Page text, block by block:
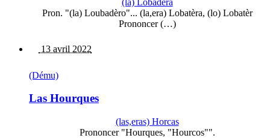
Pron. "(la) Loubadèro"... (la,era) Lobatèra, (lo) Lobatèr
Prononcer (…)
13 avril 2022
(Dému)
Las Hourques
(las,eras) Horcas
Prononcer "Hourques, "Hourcos"".